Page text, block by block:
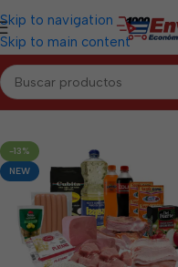
Skip to navigation
Skip to main content
Inicio/MAYABEQUE/
-13%
NEW